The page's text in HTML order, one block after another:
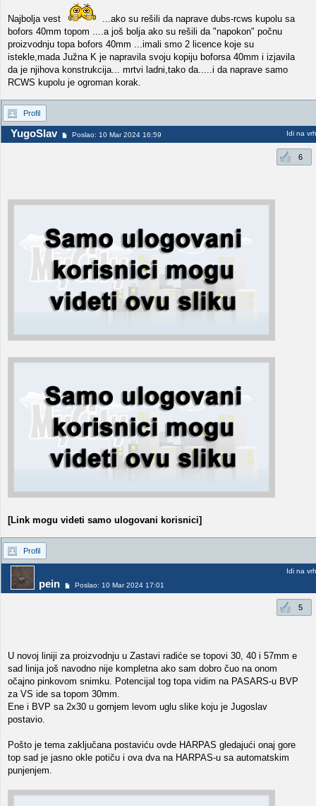
Najbolja vest
...ako su rešili da naprave dubs-rcws kupolu sa
bofors 40mm topom ....a još bolja ako su rešili da "napokon" počnu
proizvodnju topa bofors 40mm ...imali smo 2 licence koje su
istekle,mada Južna K je napravila svoju kopiju boforsa 40mm i izjavila
da je njihova konstrukcija... mrtvi ladni,tako da.....i da naprave samo
RCWS kupolu je ogroman korak.
Profil
YugoSlav Poslao: 10 Mar 2024 16:59 Idi na vrh
6
[Link mogu videti samo ulogovani korisnici]
Profil
pein Poslao: 10 Mar 2024 17:01
Idi na vrh
5
U novoj liniji za proizvodnju u Zastavi radiće se topovi 30, 40 i 57mm e
sad linija još navodno nije kompletna ako sam dobro čuo na onom
očajno pinkovom snimku. Potencijal tog topa vidim na PASARS-u BVP
za VS ide sa topom 30mm.
Ene i BVP sa 2x30 u gornjem levom uglu slike koju je Jugoslav
postavio.
Pošto je tema zaključana postaviću ovde HARPAS gledajući onaj gore
top sad je jasno okle potiču i ova dva na HARPAS-u sa automatskim
punjenjem.